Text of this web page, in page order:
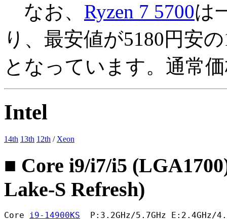
なお、 Ryzen 7 5700は
り、最安値が5180円安
となっています。通常
Intel
14th 13th 12th / Xeon
■ Core i9/i7/i5
Lake-S Refresh)
Core i9-14900KS
P:3.2GHz/5.7GHz E:2.4GHz/